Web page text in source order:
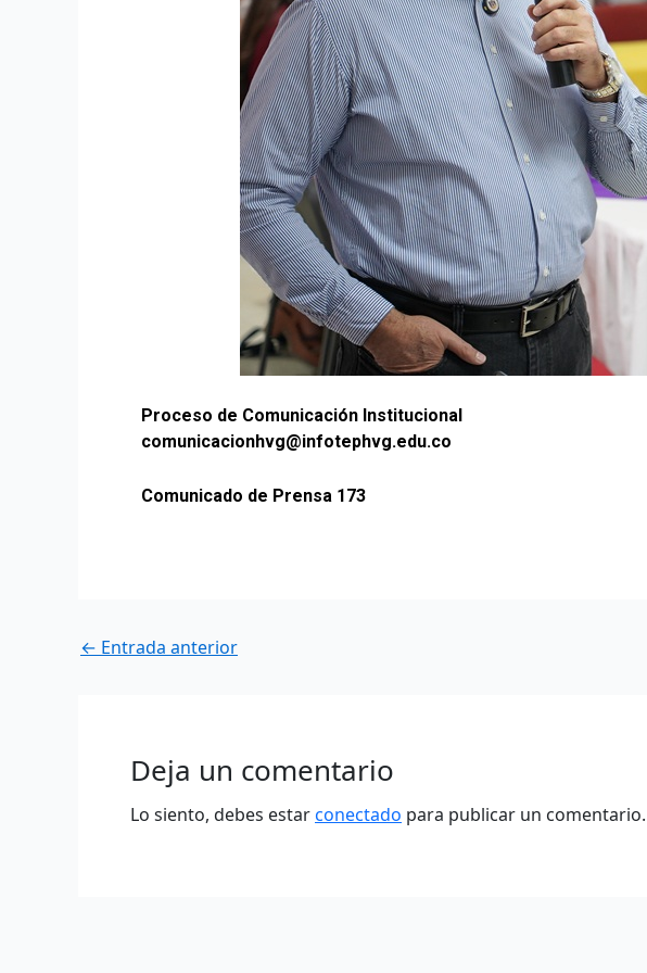
Proceso de Comunicación Institucional
comunicacionhvg@infotephvg.edu.co
Comunicado de Prensa 173
← Entrada anterior
Deja un comentario
Lo siento, debes estarconectado para publicar un comentario.